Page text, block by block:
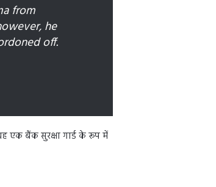
from
he
off.
एक बैंक सुरक्षा गार्ड के रूप में